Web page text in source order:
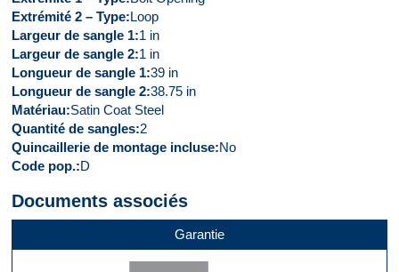
Extrémité 2 – Type Loop
Largeur de sangle 1 1 in
Largeur de sangle 2 1 in
Longueur de sangle 1 39 in
Longueur de sangle 2 38.75 in
Matériau Satin Coat Steel
Quantité de sangles 2
Quincaillerie de montage incluse No
Code pop. D
Documents associés
Garantie